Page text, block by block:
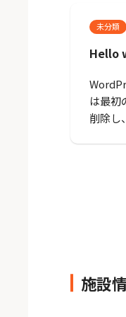
未分類
Hello
は最初
削除し
施設